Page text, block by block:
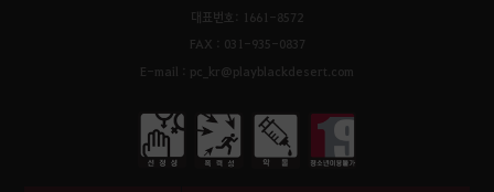
대표번호: 1661-8572
FAX : 031-935-0837
E-mail : pc_kr@playblackdesert.com